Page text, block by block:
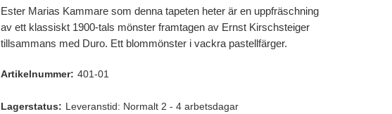
Ester Marias Kammare som denna tapeten heter är en uppfräschning
av ett klassiskt 1900-tals mönster framtagen av Ernst Kirschsteiger
tillsammans med Duro. Ett blommönster i vackra pastellfärger.
Artikelnummer: 401-01
Lagerstatus: Leveranstid: Normalt 2 - 4 arbetsdagar